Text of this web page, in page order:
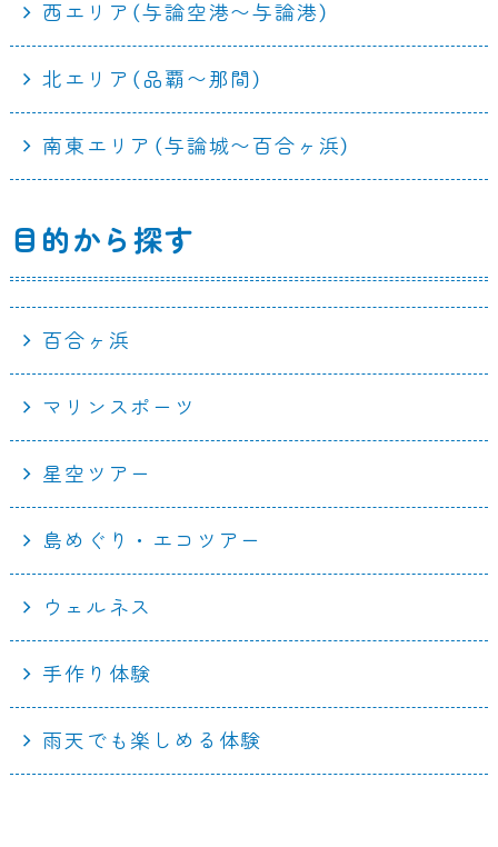
西エリア（与論空港〜与論港）
北エリア（品覇〜那間）
南東エリア（与論城〜百合ヶ浜）
目的から探す
百合ヶ浜
マリンスポーツ
星空ツアー
島めぐり・エコツアー
ウェルネス
手作り体験
雨天でも楽しめる体験